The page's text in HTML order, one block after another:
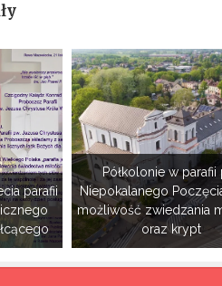
parafii
Półkolonie w parafii
Niepokalanego
możliwość zwiedzania
oraz krypt